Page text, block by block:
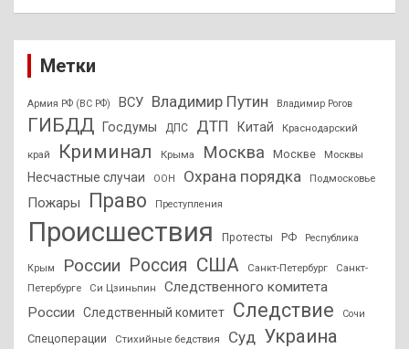
Метки
Армия РФ (ВС РФ) ВСУ Владимир Путин Владимир Рогов
ГИБДД Госдумы ДПС ДТП Китай Краснодарский
край Криминал Крыма Москва Москве Москвы
Несчастные случаи ООН Охрана порядка Подмосковье
Пожары Право Преступления
Происшествия Протесты РФ Республика
Крым России Россия США Санкт-Петербург
Санкт-
Петербурге
Си Цзиньпин
Следственного комитета
России
Следственный комитет Следствие Сочи
Спецоперации Стихийные бедствия Суд Украина